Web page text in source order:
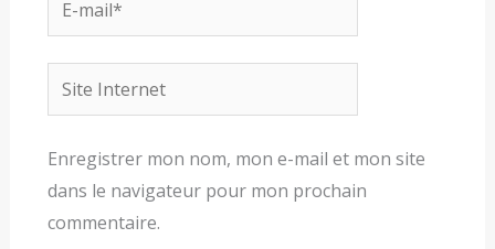
mail*
Site
Internet
Enregistrer mon nom, mon e-mail et mon site
dans le navigateur pour mon prochain
commentaire.